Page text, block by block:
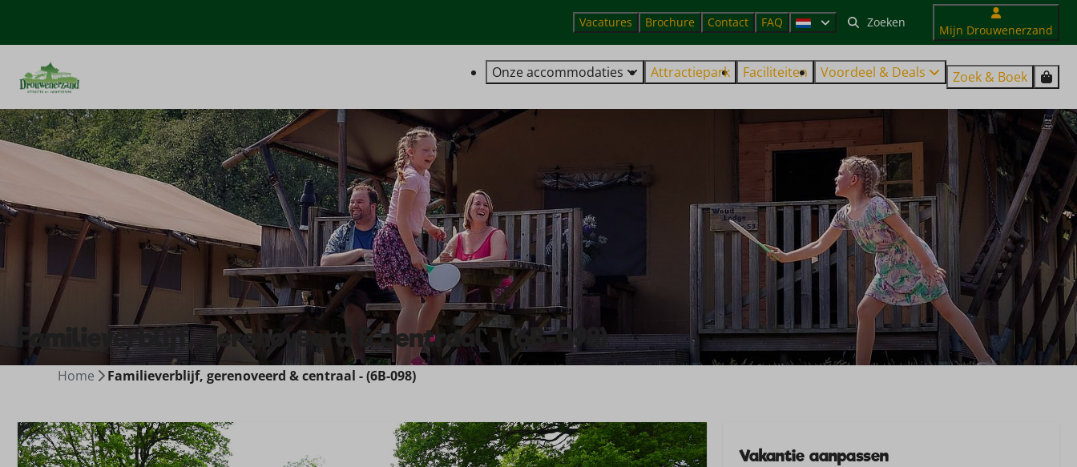
Vacatures Brochure Contact FAQ
Mijn Drouwenerzand
Onze accommodaties Attractiepark Faciliteiten Voordeel & Deals Zoek & Boek
Familieverblijf, gerenoveerd & centraal - (6B-098)
Home Familieverblijf, gerenoveerd & centraal - (6B-098)
Vakantie aanpassen